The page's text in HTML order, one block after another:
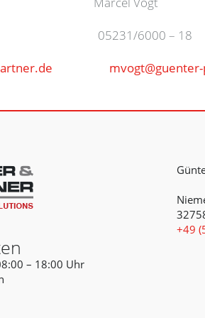
– 16 05231/6000 – 18
– 18:00 Uhr
+49